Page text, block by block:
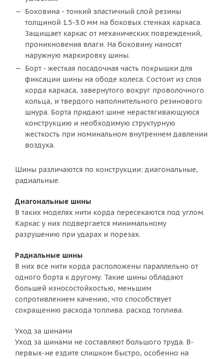
Боковина - тонкий эластичный слой резины
толщиной 1.5-3.0 мм на боковых стенках каркаса.
Защищает каркас от механических повреждений,
проникновения влаги. На боковину наносят
наружную маркировку шины.
Борт - жесткая посадочная часть покрышки для
фиксации шины на ободе колеса. Состоит из слоя
корда каркаса, завернутого вокруг проволочного
кольца, и твердого наполнительного резинового
шнура. Борта придают шине нерастягивающуюся
конструкцию и необходимую структурную
жесткость при номинальном внутреннем давлении
воздуха.
Шины различаются по конструкции: диагональные,
радиальные.
Диагональные шины
В таких моделях нити корда пересекаются под углом.
Каркас у них подвергается минимальному
разрушению при ударах и порезах.
Радиальные шины
В них все нити корда расположены параллельно от
одного борта к другому. Такие шины обладают
большей износостойкостью, меньшим
сопротивлением качению, что способствует
сокращению расхода топлива. расход топлива.
Уход за шинами
Уход за шинами не составляют большого труда. В-
первых-не ездите слишком быстро, особенно на